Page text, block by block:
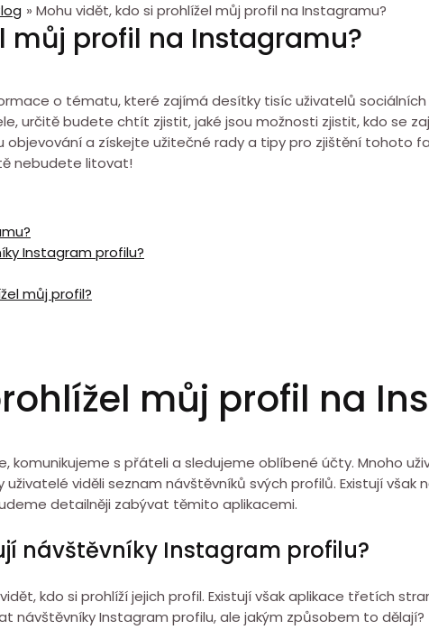
Mohu vidět, kdo si prohlížel můj profil na Instagramu?
můj profil na Instagramu?
o tématu, které zajímá desítky tisíc uživatelů sociálních
určitě budete chtít zjistit, jaké jsou možnosti zjistit, kdo se
a získejte užitečné rady a tipy pro zjištění tohoto
nebudete litovat!
Instagram profilu?
můj profil?
můj profil na
s přáteli a sledujeme oblíbené účty. Mnoho
viděli seznam návštěvníků svých profilů. Existují
detailněji zabývat těmito aplikacemi.
návštěvníky Instagram profilu?
kdo si prohlíží jejich profil. Existují však aplikace třetích
návštěvníky Instagram profilu, ale jakým způsobem to dělají?